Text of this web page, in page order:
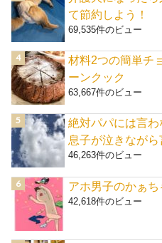
て節約しよう！
69,535件のビュー
材料2つの簡単チ
ーンクック
63,667件のビュー
絶対パパには言
息子が泣きなが
46,263件のビュー
アホ男子のかぁ
42,618件のビュー